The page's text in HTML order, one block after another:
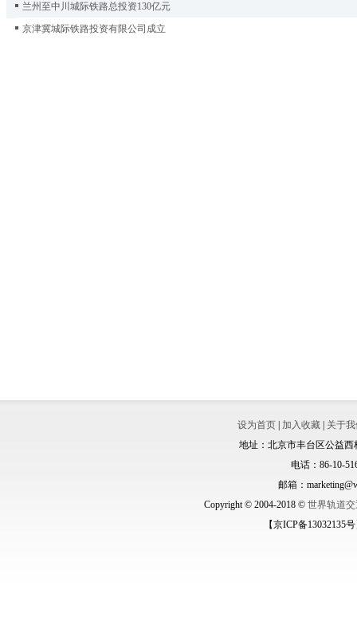
兰州至中川城际铁路总投资130亿元
京津冀城际铁路投资有限公司成立
设为首页 加入收藏
关于
地址：北京市丰台区公益西
电话：86-10-
邮箱：
Copyright © 2004-2018 © 世界轨道
【京ICP备13032135